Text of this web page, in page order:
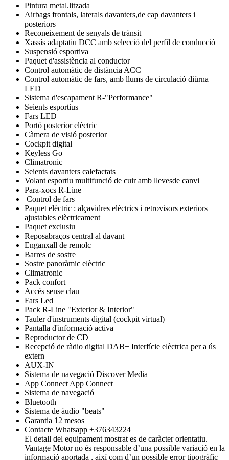
Pintura metal.litzada
Airbags frontals, laterals davanters,de cap davanters i
posteriors
Reconeixement de senyals de trànsit
Xassís adaptatiu DCC amb selecció del perfil de conducció
Suspensió esportiva
Paquet d'assistència al conductor
Control automàtic de distància ACC
Control automàtic de fars, amb llums de circulació diürna
LED
Sistema d'escapament R-"Performance"
Seients esportius
Fars LED
Portó posterior elèctric
Càmera de visió posterior
Cockpit digital
Keyless Go
Climatronic
Seients davanters calefactats
Volant esportiu multifunció de cuir amb llevesde canvi
Para-xocs R-Line
Control de fars
Paquet elèctric : alçavidres elèctrics i retrovisors exteriors
ajustables elèctricament
Paquet exclusiu
Reposabraços central al davant
Enganxall de remolc
Barres de sostre
Sostre panoràmic elèctric
Climatronic
Pack confort
Accés sense clau
Fars Led
Pack R-Line "Exterior & Interior"
Tauler d'instruments digital (cockpit virtual)
Pantalla d'informació activa
Reproductor de CD
Recepció de ràdio digital DAB+ Interfície elèctrica per a ús
extern
AUX-IN
Sistema de navegació Discover Media
App Connect App Connect
Sistema de navegació
Bluetooth
Sistema de àudio "beats"
Garantia 12 mesos
Contacte Whatsapp +376343224
El detall del equipament mostrat es de caràcter orientatiu.
Vantage Motor no és responsable d’una possible variació en la
informació aportada , així com d’un possible error tipogràfic